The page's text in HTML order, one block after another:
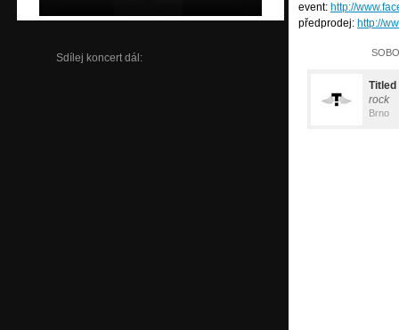
Sdílej koncert dál:
event: http://
předprodej: http://
Titled
rock
Brno